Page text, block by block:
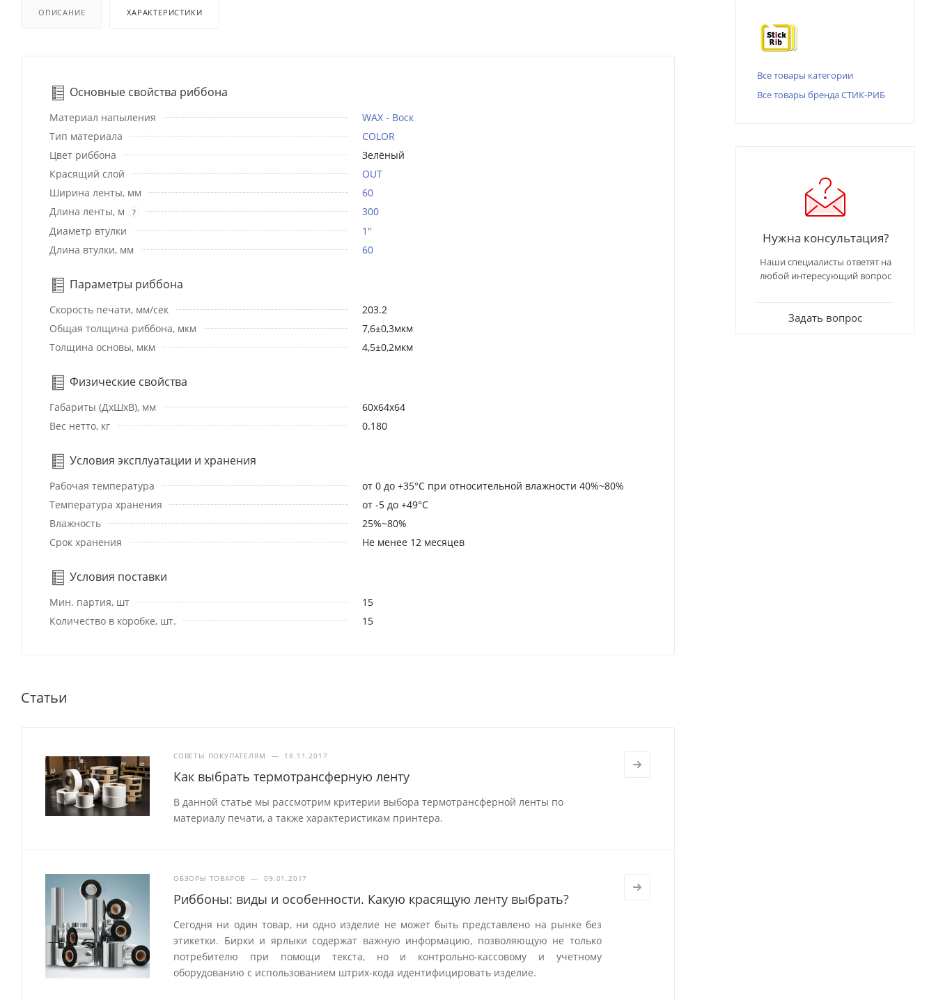
ОПИСАНИЕ ХАРАКТЕРИСТИКИ
Основные свойства риббона
Материал напыления
WAX - Воск
Тип материала
COLOR
Цвет риббона
Зелёный
Красящий слой
OUT
Ширина ленты, мм
60
Длина ленты, м
?
300
Диаметр втулки
1''
Длина втулки, мм
60
Параметры риббона
Скорость печати, мм/сек
203.2
Общая толщина риббона, мкм
7,6±0,3мкм
Толщина основы, мкм
4,5±0,2мкм
Физические свойства
Габариты (ДхШхВ), мм
60x64x64
Вес нетто, кг
0.180
Условия эксплуатации и хранения
Рабочая температура
от 0 до +35°C при относительной влажности 40%~80%
Температура хранения
от -5 до +49°C
Влажность
25%~80%
Срок хранения
Не менее 12 месяцев
Условия поставки
Мин. партия, шт
15
Количество в коробке, шт.
15
Статьи
СОВЕТЫ ПОКУПАТЕЛЯМ — 18.11.2017
Как выбрать термотрансферную ленту
В данной статье мы рассмотрим критерии выбора термотрансферной ленты по
материалу печати, а также характеристикам принтера.
ОБЗОРЫ ТОВАРОВ — 09.01.2017
Риббоны: виды и особенности. Какую красящую ленту выбрать?
Сегодня ни один товар, ни одно изделие не может быть представлено на рынке без
этикетки. Бирки и ярлыки содержат важную информацию, позволяющую не только
потребителю при помощи текста, но и контрольно-кассовому и учетному
оборудованию с использованием штрих-кода идентифицировать изделие.
Все товары категории
Все товары бренда СТИК-РИБ
Нужна консультация?
Наши специалисты ответят на
любой интересующий вопрос
Задать вопрос